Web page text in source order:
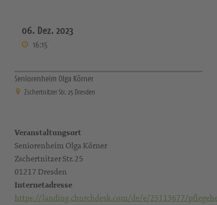
06. Dez. 2023
16:15
Seniorenheim Olga Körner
Zschertnitzer Str. 25 Dresden
Veranstaltungsort
Seniorenheim Olga Körner
Zschertnitzer Str. 25
01217 Dresden
Internetadresse
https://landing.churchdesk.com/de/e/25113677/